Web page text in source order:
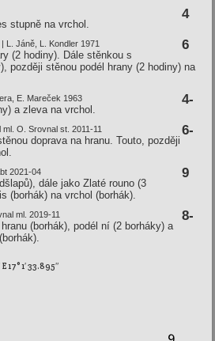
4
stupně na vrchol.
| L. Jáně, L. Kondler 1971 6
(2 hodiny). Dále stěnkou s
později stěnou podél hrany (2 hodiny) na
E. Mareček 1963 4-
a zleva na vrchol.
ml. O. Srovnal st. 2011-11 6-
doprava na hranu. Touto, později
2021-04 9
dále jako Zlaté rouno (3
(borhák) na vrchol (borhák).
ml. 2019-11 8-
(borhák), podél ní (2 borháky) a
17° 1′ 33.895″